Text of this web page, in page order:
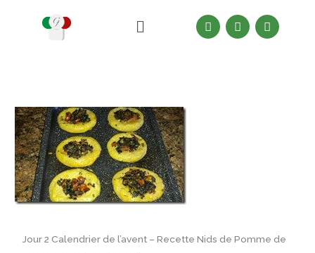
Menu
F
a
I
n
Y
o
Jour 2 Calendrier de l’avent – Recette Nids de Pomme de